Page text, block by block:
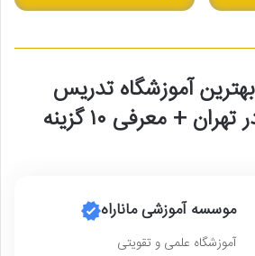
آموزشگاه تدریس
خصوصی عربی در تهران + معرفی ۱۰ گزینه
موسسه آموزشی ماناراه
آموزشگاه علمی و تقویتی